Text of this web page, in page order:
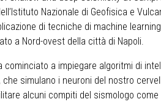
Nazionale di Geofisica e
di tecniche di machine learning
a Nord-ovest della città di Napoli.
cominciato a impiegare algoritmi di
simulano i neuroni del nostro
alcuni compiti del sismologo